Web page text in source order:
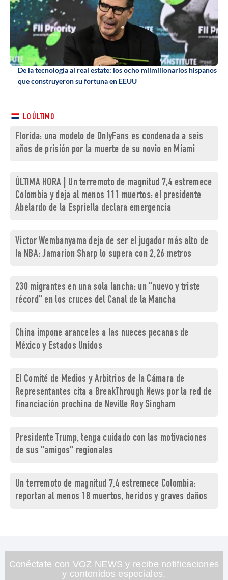
De la tecnología al real estate: los ocho milmillonarios hispanos
que construyeron su fortuna en EEUU
LO ÚLTIMO
Florida: una modelo de OnlyFans es condenada a seis
años de prisión por la muerte de su novio en Miami
ÚLTIMA HORA | Un terremoto de magnitud 7,4 estremece
Colombia y deja al menos 111 muertos: el presidente
Abelardo de la Espriella declara emergencia
Victor Wembanyama deja de ser el jugador más alto de
la NBA: Jamarion Sharp lo supera con 2,26 metros
230 migrantes en una sola lancha: un "nuevo y triste
récord" en los cruces del Canal de la Mancha
China impone aranceles a las nueces pecanas de
México y Estados Unidos
El Comité de Medios y Arbitrios de la Cámara de
Representantes cita a BreakThrough News por la red de
financiación prochina de Neville Roy Singham
Presidente Trump, tenga cuidado con las motivaciones
de sus "amigos" regionales
Un terremoto de magnitud 7,4 estremece Colombia:
reportan al menos 18 muertos, heridos y graves daños
Conéctate con VOZ NEWS y recibe notificaciones
y contenidos especiales.